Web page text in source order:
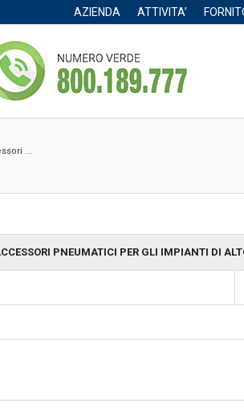
AZIENDA ATTIVITA’
...
PNEUMATICI PER GLI IMPIANTI DI